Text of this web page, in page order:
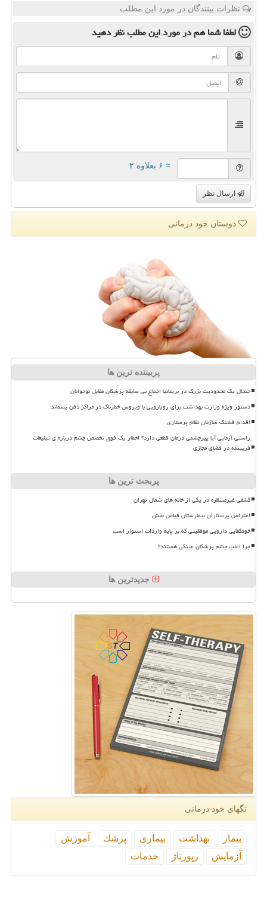
نظرات بینندگان در مورد این مطلب
لطفا شما همدر مورد این مطلبنظر دهید
= ۶ بعلاوه ۲
ارسال نظر
دوستان خود درمانی
پربیننده ترین ها
جنجال یک محدودیت بزرگ در بریتانیا اجماع بی سابقه پزشکان مقابل نوجوانان
دستور ویژه وزارت بهداشت برای رویارویی با ویروس خطرناک در مراکز دفن پسماند
اقدام قشنگ سازمان نظام پرستاری
راستی آزمایی آیا پیرچشمی درمان قطعی دارد؟ اخطار یک فوق تخصص چشم درباره ی تبلیغات
فریبنده در فضای مجازی
پربحث ترین ها
کشفی غیرمنتظره در یکی از خانه های شمال تهران
اعتراض پرستاران بیمارستان فیاض بخش
خودکفایی دارویی موفقیتی که بر پایه واردات استوار است
چرا اغلب چشم پزشکان عینکی هستند؟
جدیدترین ها
تگهای خود درمانی
بیمار بهداشت بیماری پزشك
آموزش
آزمایش
رپورتاژ خدمات